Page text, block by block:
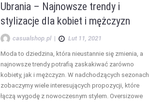
Ubrania – Najnowsze trendy i
stylizacje dla kobiet i mężczyzn
casualshop.pl | Lut 11, 2021
Moda to dziedzina, która nieustannie się zmienia, a
najnowsze trendy potrafią zaskakiwać zarówno
kobiety, jak i mężczyzn. W nadchodzących sezonach
zobaczymy wiele interesujących propozycji, które
łączą wygodę z nowoczesnym stylem. Oversizowe